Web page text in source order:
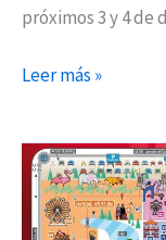
próximos 3 y 4
Leer más »
Las
Navidades
comienzan